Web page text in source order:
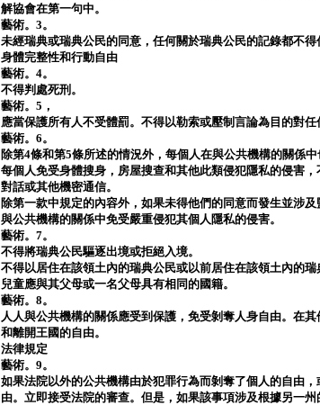
解協會在第一句中。
藝術。3。
未經瑞典或瑞典公民的同意，任何關於瑞典公民的記錄都不得
身體完整性和行動自由
藝術。4。
不得判處死刑。
藝術。5，
應當保護所有人不受體罰。不得以勒索或壓制言論為目的對任
藝術。6。
除第4條和第5條所述的情況外，每個人在與公共機構的關係
每個人免受身體搜身，房屋搜查和其他此類侵犯隱私的侵害
對話或其他機密通信。
除第一款中規定的內容外，如果未得他們的同意而發生並涉
與公共機構的關係中免受嚴重侵犯其個人隱私的侵害。
藝術。7。
不得將瑞典公民驅逐出境或拒絕入境。
不得以居住在該領土內的瑞典公民或以前居住在該領土內的
兒童應與其父母或一名父母具有相同的國籍。
藝術。8。
人人與公共機構的關係應受到保護，免受剝奪人身自由。在
和離開王國的自由。
法律規定
藝術。9。
如果法院以外的公共機構由於犯罪行為而剝奪了個人的自由
由。立即接受法院的審查。但是，如果該事項涉及根據另一